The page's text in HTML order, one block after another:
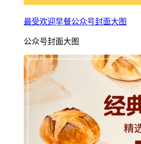
最受欢迎早餐公众号封面大图
公众号封面大图